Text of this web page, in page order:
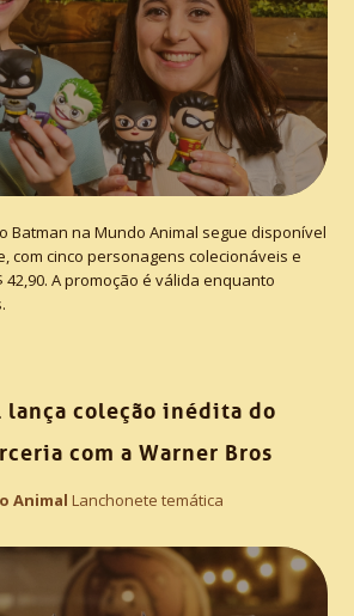
Batman na Mundo Animal segue disponível
com cinco personagens colecionáveis e
42,90. A promoção é válida enquanto
lança coleção inédita do
com a Warner Bros
Animal Lanchonete temática